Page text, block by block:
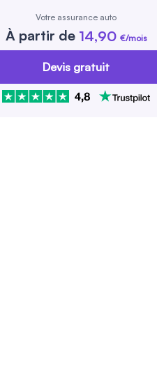
Votre assurance auto
À partir de 14,90 €/mois
Devis gratuit